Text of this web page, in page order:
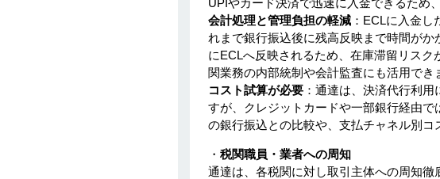
UPIやカード決済で迅速に入金できるため
会計処理と管理負担の軽減：ECLに入金し
れまで銀行振込後に残高反映まで時間が
にECLへ反映されるため、在庫滞留リス
関業務の内部統制や会計監査にも活用でき
コスト試算が必要：通達は、決済代行利用
すが、クレジットカードや一部銀行経由
の銀行振込との比較や、支払チャネル別コ
・ 税関職員・業者への周知
通達は、各税関に対し取引主体への周知